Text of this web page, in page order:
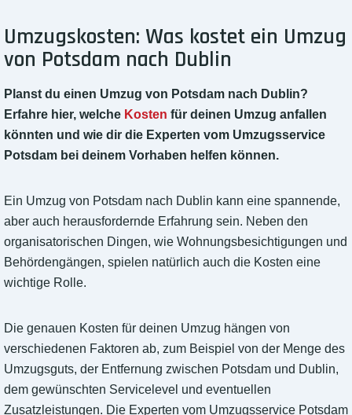
Umzugskosten: Was kostet ein Umzug
von Potsdam nach Dublin
Planst du einen Umzug von Potsdam nach Dublin?
Erfahre hier, welche Kosten für deinen Umzug anfallen
könnten und wie dir die Experten vom Umzugsservice
Potsdam bei deinem Vorhaben helfen können.
Ein Umzug von Potsdam nach Dublin kann eine spannende,
aber auch herausfordernde Erfahrung sein. Neben den
organisatorischen Dingen, wie Wohnungsbesichtigungen und
Behördengängen, spielen natürlich auch die Kosten eine
wichtige Rolle.
Die genauen Kosten für deinen Umzug hängen von
verschiedenen Faktoren ab, zum Beispiel von der Menge des
Umzugsguts, der Entfernung zwischen Potsdam und Dublin,
dem gewünschten Servicelevel und eventuellen
Zusatzleistungen. Die Experten vom Umzugsservice Potsdam